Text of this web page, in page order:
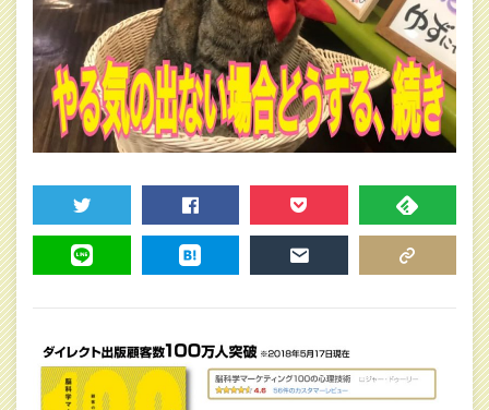
TWEET SHARE POCKET FEEDLY